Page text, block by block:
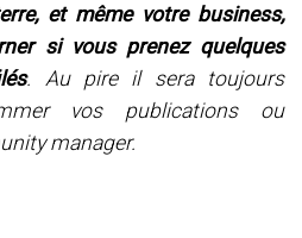
et même votre business,
si vous prenez quelques
. Au pire il sera toujours
vos publications ou
manager.